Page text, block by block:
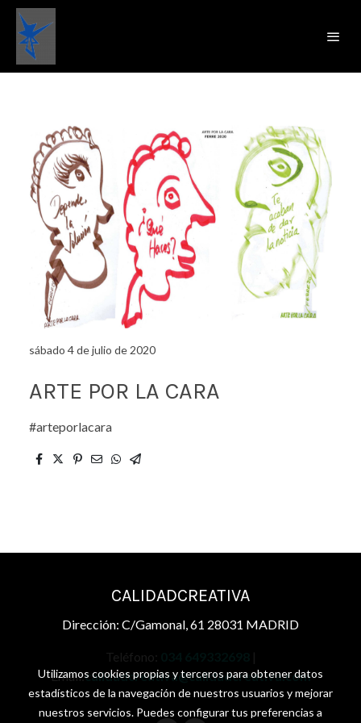
sábado 4 de julio de 2020
ARTE POR LA CARA
#arteporlacara
CALIDADCREATIVA
Dirección: C/Gamonal, 61 28031 MADRID
Teléfono:
|
Email:calidadcreativa@calidadcreativa.com
Utilizamos cookies propias y terceros para obtener datos
estadísticos de la navegación de nuestros usuarios y mejorar
nuestros servicios. Puedes configurar tus preferencias a